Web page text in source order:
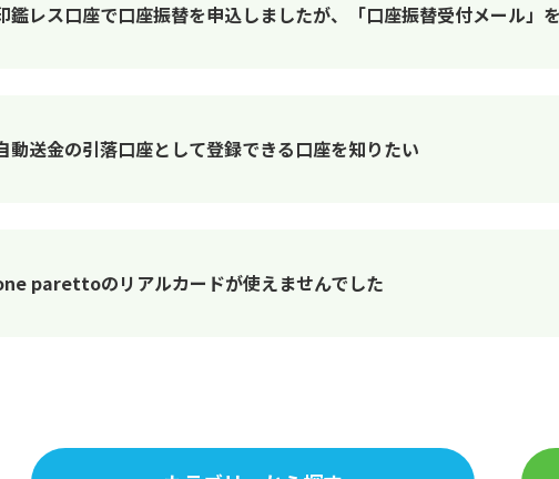
鑑レス口座で口座振替を申込しましたが、「口座振替受付メール」
動送金の引落口座として登録できる口座を知りたい
parettoのリアルカードが使えませんでした